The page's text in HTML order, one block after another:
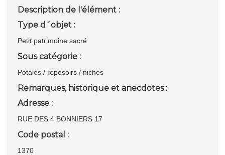
Description de l'élément :
Type d´objet :
Petit patrimoine sacré
Sous catégorie :
Potales / reposoirs / niches
Remarques, historique et anecdotes :
Adresse :
RUE DES 4 BONNIERS 17
Code postal :
1370